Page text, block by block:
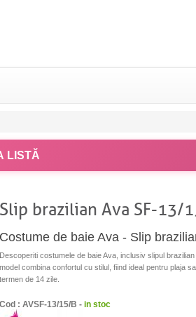
LISTĂ
Slip brazilian Ava SF-13/
Costume de baie Ava - Slip
Descoperiti costumele de baie Ava, inclusiv slipul
model combina confortul cu stilul, fiind ideal pentru plaja
termen de 14 zile.
Cod : AVSF-13/15/B - in stoc